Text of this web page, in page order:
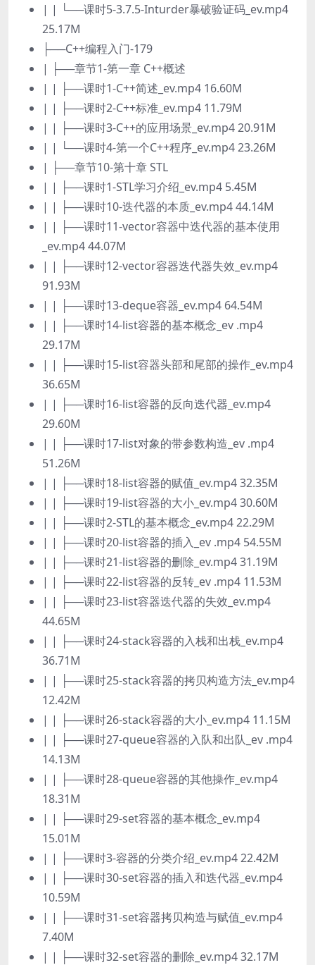
| | └──课时5-3.7.5-Inturder暴破验证码_ev.mp4
25.17M
├──C++编程入门-179
| ├──章节1-第一章 C++概述
| | ├──课时1-C++简述_ev.mp4 16.60M
| | ├──课时2-C++标准_ev.mp4 11.79M
| | ├──课时3-C++的应用场景_ev.mp4 20.91M
| | └──课时4-第一个C++程序_ev.mp4 23.26M
| ├──章节10-第十章 STL
| | ├──课时1-STL学习介绍_ev.mp4 5.45M
| | ├──课时10-迭代器的本质_ev.mp4 44.14M
| | ├──课时11-vector容器中迭代器的基本使用
_ev.mp4 44.07M
| | ├──课时12-vector容器迭代器失效_ev.mp4
91.93M
| | ├──课时13-deque容器_ev.mp4 64.54M
| | ├──课时14-list容器的基本概念_ev .mp4
29.17M
| | ├──课时15-list容器头部和尾部的操作_ev.mp4
36.65M
| | ├──课时16-list容器的反向迭代器_ev.mp4
29.60M
| | ├──课时17-list对象的带参数构造_ev .mp4
51.26M
| | ├──课时18-list容器的赋值_ev.mp4 32.35M
| | ├──课时19-list容器的大小_ev.mp4 30.60M
| | ├──课时2-STL的基本概念_ev.mp4 22.29M
| | ├──课时20-list容器的插入_ev .mp4 54.55M
| | ├──课时21-list容器的删除_ev.mp4 31.19M
| | ├──课时22-list容器的反转_ev .mp4 11.53M
| | ├──课时23-list容器迭代器的失效_ev.mp4
44.65M
| | ├──课时24-stack容器的入栈和出栈_ev.mp4
36.71M
| | ├──课时25-stack容器的拷贝构造方法_ev.mp4
12.42M
| | ├──课时26-stack容器的大小_ev.mp4 11.15M
| | ├──课时27-queue容器的入队和出队_ev .mp4
14.13M
| | ├──课时28-queue容器的其他操作_ev.mp4
18.31M
| | ├──课时29-set容器的基本概念_ev.mp4
15.01M
| | ├──课时3-容器的分类介绍_ev.mp4 22.42M
| | ├──课时30-set容器的插入和迭代器_ev.mp4
10.59M
| | ├──课时31-set容器拷贝构造与赋值_ev.mp4
7.40M
| | ├──课时32-set容器的删除_ev.mp4 32.17M